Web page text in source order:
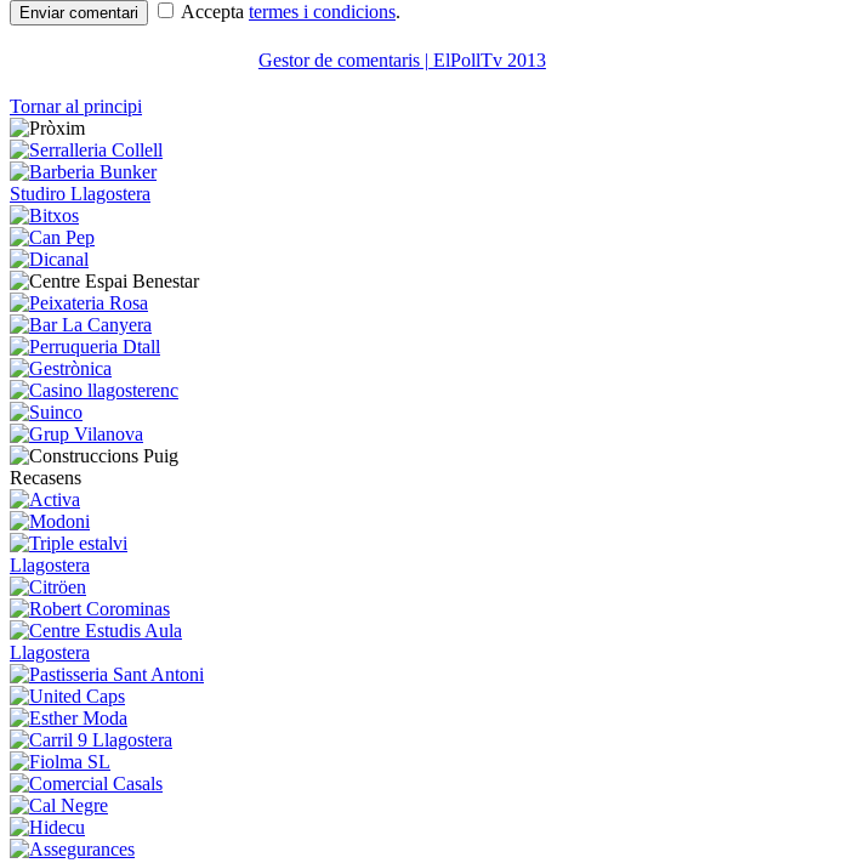
Enviar comentari Accepta termes i condicions.
Gestor de comentaris | ElPollTv 2013
Tornar al principi